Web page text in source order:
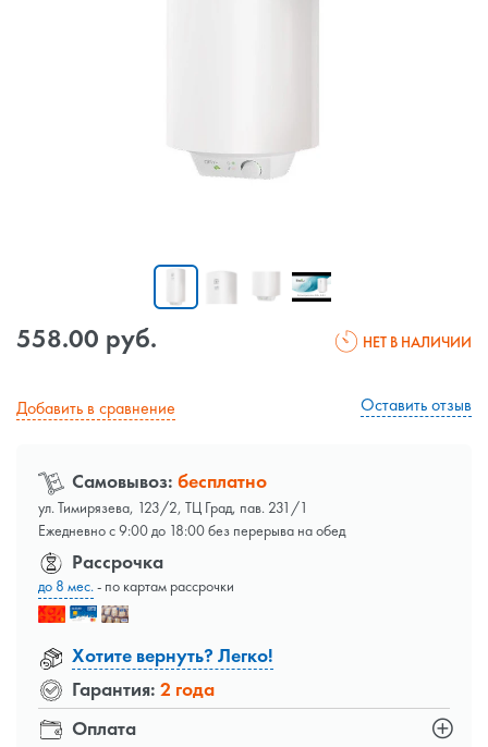
558.00 руб. НЕТ В НАЛИЧИИ
Добавить в сравнение Оставить отзыв
Самовывоз: бесплатно
ул. Тимирязева, 123/2, ТЦ Град, пав. 231/1
Ежедневно с 9:00 до 18:00 без перерыва на обед
Оплата
Рассрочка
до 8 мес.- по картам рассрочки
Хотите вернуть? Легко!
Гарантия: 2 года